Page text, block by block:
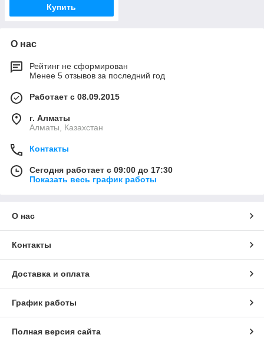
Купить
О нас
Рейтинг не сформирован
Менее 5 отзывов за последний год
Работает с 08.09.2015
г. Алматы
Алматы, Казахстан
Контакты
Сегодня работает с 09:00 до 17:30
Показать весь график работы
О нас
Контакты
Доставка и оплата
График работы
Полная версия сайта